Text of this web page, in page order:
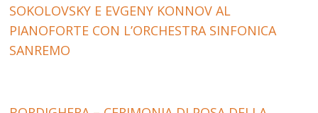
SOKOLOVSKY E EVGENY KONNOV AL
PIANOFORTE CON L’ORCHESTRA SINFONICA
SANREMO